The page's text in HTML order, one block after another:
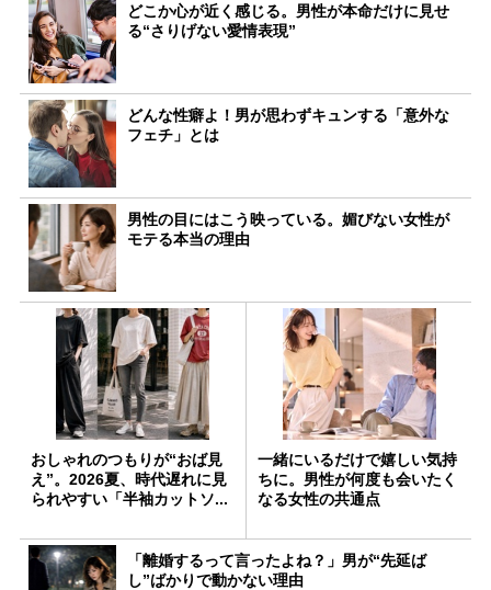
どこか心が近く感じる。男性が本命だけに見せ
る“さりげない愛情表現”
どんな性癖よ！男が思わずキュンする「意外な
フェチ」とは
男性の目にはこう映っている。媚びない女性が
モテる本当の理由
おしゃれのつもりが“おば見
え”。2026夏、時代遅れに見
られやすい「半袖カットソ...
一緒にいるだけで嬉しい気持
ちに。男性が何度も会いたく
なる女性の共通点
「離婚するって言ったよね？」男が“先延ば
し”ばかりで動かない理由